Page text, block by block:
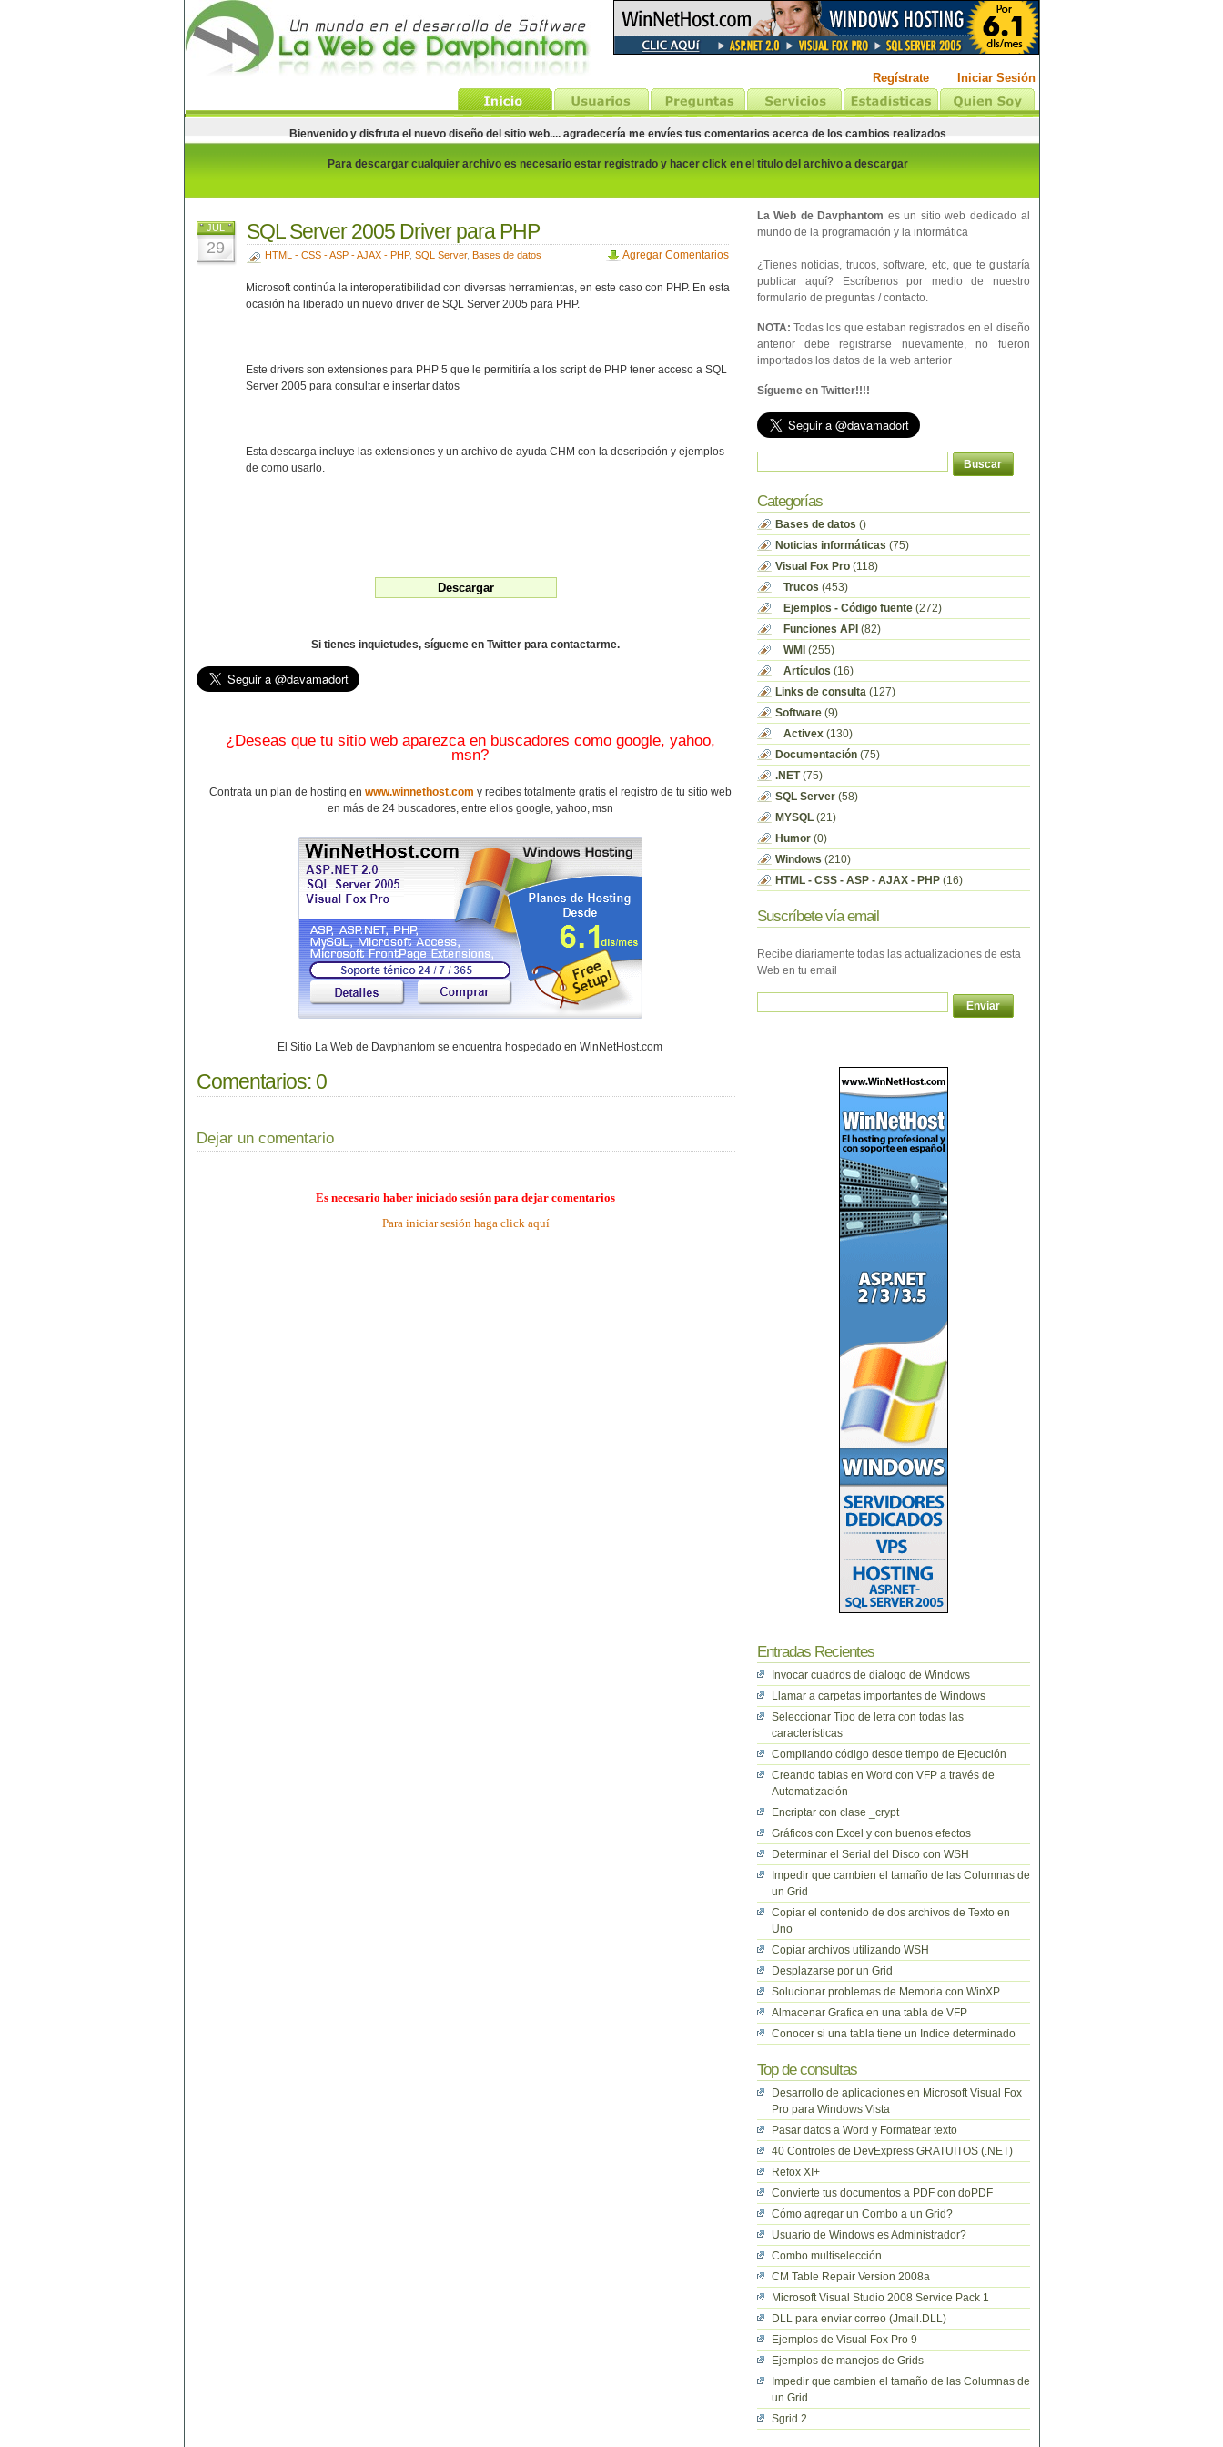
Regístrate Iniciar Sesión
Bienvenido y disfruta el nuevo diseño del sitio web.... agradecería me envíes tus comentarios acerca de los cambios realizados
Para descargar cualquier archivo es necesario estar registrado y hacer click en el titulo del archivo a descargar
JUL
29
SQL Server 2005 Driver para PHP
HTML - CSS - ASP - AJAX - PHP, SQL Server, Bases de datos Agregar Comentarios
Microsoft continúa la interoperatibilidad con diversas herramientas, en este caso con PHP. En esta
ocasión ha liberado un nuevo driver de SQL Server 2005 para PHP.
Este drivers son extensiones para PHP 5 que le permitiría a los script de PHP tener acceso a SQL
Server 2005 para consultar e insertar datos
Esta descarga incluye las extensiones y un archivo de ayuda CHM con la descripción y ejemplos
de como usarlo.
Si tienes inquietudes, sígueme en Twitter para contactarme.
¿Deseas que tu sitio web aparezca en buscadores como google, yahoo,
msn?
Contrata un plan de hosting en www.winnethost.com y recibes totalmente gratis el registro de tu sitio web
en más de 24 buscadores, entre ellos google, yahoo, msn
El Sitio La Web de Davphantom se encuentra hospedado en WinNetHost.com
Comentarios:0
Dejar un comentario
Es necesario haber iniciado sesión para dejar comentarios
Para iniciar sesión haga click aquí
La Web de Davphantom es un sitio web dedicado al
mundo de la programación y la informática
¿Tienes noticias, trucos, software, etc, que te gustaría
publicar aquí? Escríbenos por medio de nuestro
formulario de preguntas / contacto.
NOTA: Todas los que estaban registrados en el diseño
anterior debe registrarse nuevamente, no fueron
importados los datos de la web anterior
Sígueme en Twitter!!!!
Categorías
Bases de datos ()
Noticias informáticas (75)
Visual Fox Pro(118)
Trucos (453)
Ejemplos - Código fuente(272)
Funciones API (82)
WMI (255)
Artículos (16)
Links de consulta(127)
Software(9)
Activex(130)
Documentación(75)
.NET(75)
SQL Server(58)
MYSQL(21)
Humor(0)
Windows (210)
HTML - CSS - ASP - AJAX - PHP(16)
Suscríbete vía email
Recibe diariamente todas las actualizaciones de esta
Web en tu email
Entradas Recientes
Invocar cuadros de dialogo de Windows
Llamar a carpetas importantes de Windows
Seleccionar Tipo de letra con todas las
características
Compilando código desde tiempo de Ejecución
Creando tablas en Word con VFP a través de
Automatización
Encriptar con clase _crypt
Gráficos con Excel y con buenos efectos
Determinar el Serial del Disco con WSH
Impedir que cambien el tamaño de las Columnas de
un Grid
Copiar el contenido de dos archivos de Texto en
Uno
Copiar archivos utilizando WSH
Desplazarse por un Grid
Solucionar problemas de Memoria con WinXP
Almacenar Grafica en una tabla de VFP
Conocer si una tabla tiene un Indice determinado
Top de consultas
Desarrollo de aplicaciones en Microsoft Visual Fox
Pro para Windows Vista
Pasar datos a Word y Formatear texto
40 Controles de DevExpress GRATUITOS (.NET)
Refox XI+
Convierte tus documentos a PDF con doPDF
Cómo agregar un Combo a un Grid?
Usuario de Windows es Administrador?
Combo multiselección
CM Table Repair Version 2008a
Microsoft Visual Studio 2008 Service Pack 1
DLL para enviar correo (Jmail.DLL)
Ejemplos de Visual Fox Pro 9
Ejemplos de manejos de Grids
Impedir que cambien el tamaño de las Columnas de
un Grid
Sgrid 2